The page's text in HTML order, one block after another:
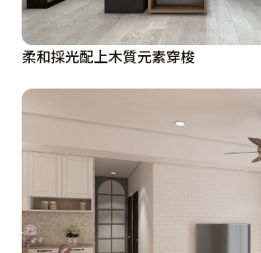
柔和採光配上木質元素穿梭